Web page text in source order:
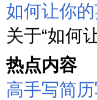
如何让你
关于“如何
热点内容
高手写简